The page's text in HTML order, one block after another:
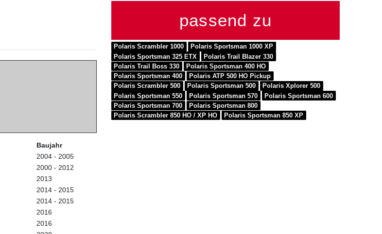
Baujahr
2004 - 2005
2000 - 2012
2013
2014 - 2015
2014 - 2015
2016
2016
passend zu
Polaris Scrambler 1000
Polaris Sportsman 1000 XP
Polaris Sportsman 325 ETX
Polaris Trail Blazer 330
Polaris Trail Boss 330
Polaris Sportsman 400 HO
Polaris Sportsman 400
Polaris ATP 500 HO Pickup
Polaris Scrambler 500
Polaris Sportsman 500
Polaris Xplorer 500
Polaris Sportsman 550
Polaris Sportsman 570
Polaris Sportsman 600
Polaris Sportsman 700
Polaris Sportsman 800
Polaris Scrambler 850 HO / XP HO
Polaris Sportsman 850 XP